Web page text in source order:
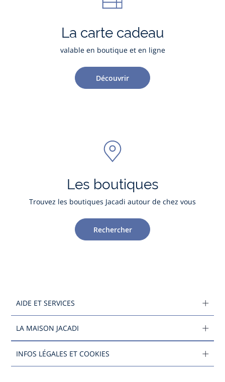
La carte cadeau
valable en boutique et en ligne
Découvrir
Les boutiques
Trouvez les boutiques Jacadi autour de chez vous
Rechercher
AIDE ET SERVICES
LA MAISON JACADI
INFOS LÉGALES ET COOKIES